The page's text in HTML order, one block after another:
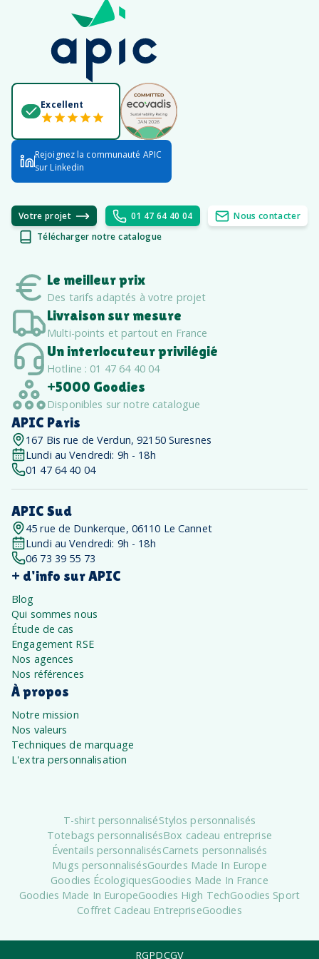
Excellent
Rejoignez la communauté APIC
sur Linkedin
Votre projet 01 47 64 40 04
Nous contacter
Télécharger notre catalogue
Le meilleur prix
Des tarifs adaptés à votre projet
Livraison sur mesure
Multi-points et partout en France
Un interlocuteur privilégié
Hotline : 01 47 64 40 04
+5000 Goodies
Disponibles sur notre catalogue
APIC Paris
167 Bis rue de Verdun, 92150 Suresnes
Lundi au Vendredi: 9h - 18h
01 47 64 40 04
APIC Sud
45 rue de Dunkerque, 06110 Le Cannet
Lundi au Vendredi: 9h - 18h
06 73 39 55 73
+ d'info sur APIC
Blog
Qui sommes nous
Étude de cas
Engagement RSE
Nos agences
Nos références
À propos
Notre mission
Nos valeurs
Techniques de marquage
L'extra personnalisation
T-shirt personnaliséStylos personnalisés
Totebags personnalisésBox cadeau entreprise
Éventails personnalisésCarnets personnalisés
Mugs personnalisésGourdes Made In Europe
Goodies ÉcologiquesGoodies Made In France
Goodies Made In EuropeGoodies High TechGoodies Sport
Coffret Cadeau EntrepriseGoodies
RGPDCGV